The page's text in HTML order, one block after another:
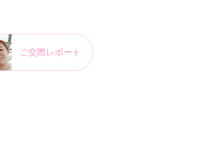
ご交際レポート